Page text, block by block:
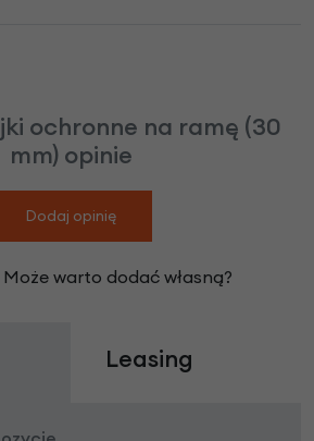
ochronne na ramę (30
mm) opinie
Dodaj opinię
warto dodać własną?
Leasing